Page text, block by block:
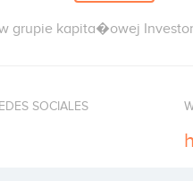
grupie kapita�owej
SOCIALES